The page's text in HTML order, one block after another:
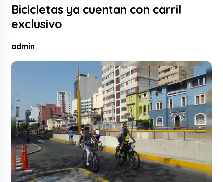
Bicicletas ya cuentan con carril
exclusivo
admin